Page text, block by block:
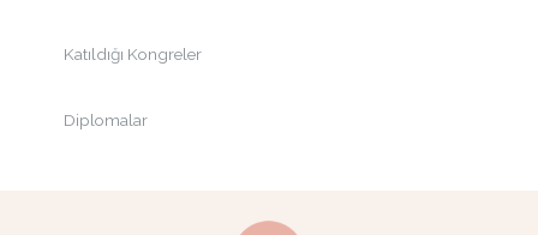
Katıldığı Kongreler
Diplomalar